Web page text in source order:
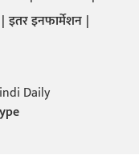
इतर इनफार्मेशन
Daily